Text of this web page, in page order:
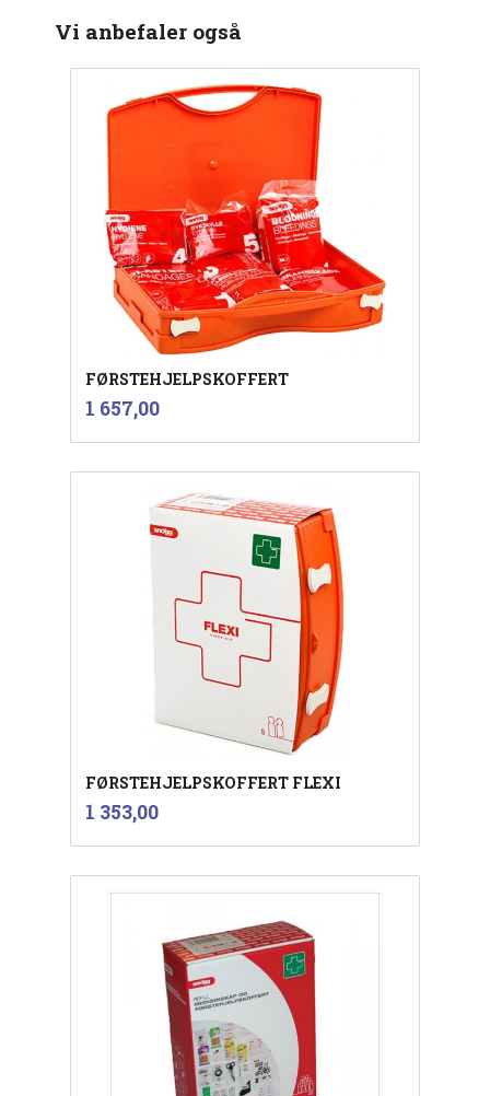
Vi anbefaler også
FØRSTEHJELPSKOFFERT
Pris
1 657,00mva.
FØRSTEHJELPSKOFFERT FLEXI
Pris
1 353,00mva.